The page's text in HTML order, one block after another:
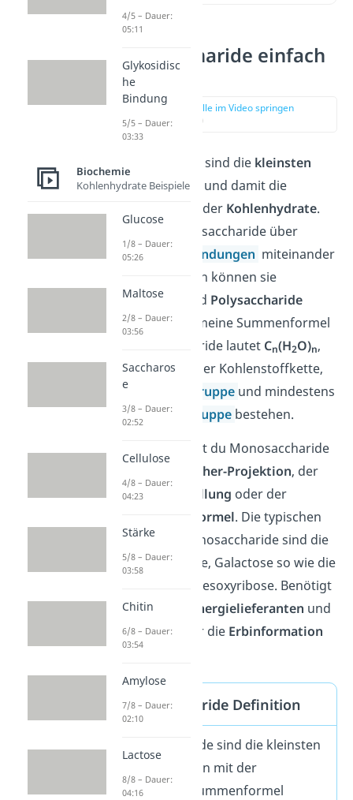
Monosaccharide einfach
erklärt
zur Stelle im Video springen
(00:13)
Monosaccharide sind die kleinsten
Zuckereinheiten
und damit die
Grundbausteine der Kohlenhydrate.
Wenn sich Monosaccharide über
glykosidische Bindungen miteinander
verknüpfen, dann können sie
Disaccharide
und Polysaccharide
bilden. Die allgemeine Summenformel
für Monosaccharide lautet Cn(H2O)n,
wobei sie aus einer Kohlenstoffkette,
einer
Carbonylgruppe und mindestens
einerHydroxygruppe bestehen.
Darstellen kannst du Monosaccharide
Fischer-Projektion, der
Haworth-Darstellung oder der
Konformationsformel. Die typischen
Beispiele für Monosaccharide sind die
Glucose, Fructose, Galactose so wie die
Ribose und die Desoxyribose. Benötigt
werden sie als
Energielieferanten und
Bausteine für die Erbinformation
Monosaccharide Definition
Monosaccharide sind die kleinsten
Zuckereinheiten mit der
allgemeinen Summenformel
4/5 – Dauer:
05:11
Glykosidisc
he
Bindung
5/5 – Dauer:
03:33
Biochemie
Kohlenhydrate Beispiele
Glucose
1/8 – Dauer:
05:26
Maltose
2/8 – Dauer:
03:56
Saccharos
e
3/8 – Dauer:
02:52
Cellulose
4/8 – Dauer:
04:23
Stärke
5/8 – Dauer:
03:58
Chitin
6/8 – Dauer:
03:54
Amylose
7/8 – Dauer:
02:10
Lactose
8/8 – Dauer:
04:16